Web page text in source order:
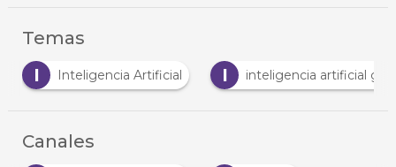
Temas
I
inteligencia artificial generativa O Opinión
Canales